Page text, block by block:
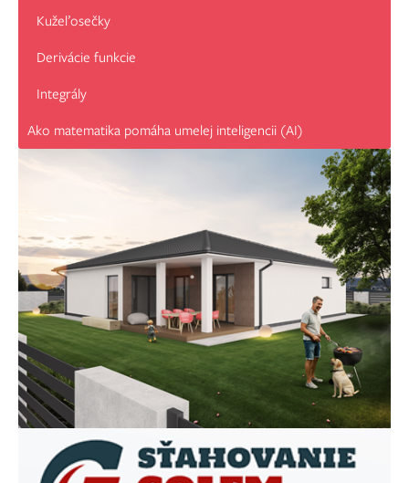
Kužeľosečky
Derivácie funkcie
Integrály
Ako matematika pomáha umelej inteligencii (AI)